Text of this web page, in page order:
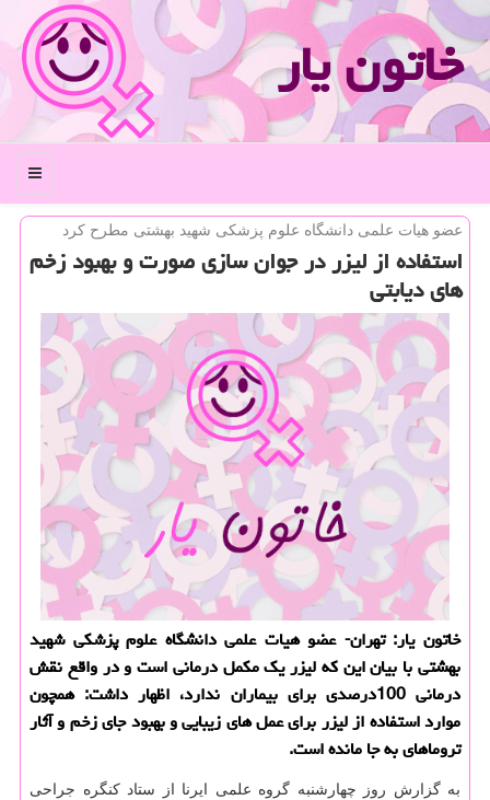
خاتون یار
منو
عضو هیات علمی دانشگاه علوم پزشكی شهید بهشتی مطرح كرد
استفاده از لیزر در جوان سازی صورت و بهبود زخم
های دیابتی
خاتون یار: تهران- عضو هیات علمی دانشگاه علوم پزشكی شهید
بهشتی با بیان این كه لیزر یك مكمل درمانی است و در واقع نقش
درمانی 100درصدی برای بیماران ندارد، اظهار داشت: همچون
موارد استفاده از لیزر برای عمل های زیبایی و بهبود جای زخم و آثار
تروماهای به جا مانده است.
به گزارش روز چهارشنبه گروه علمی ایرنا از ستاد كنگره جراحی